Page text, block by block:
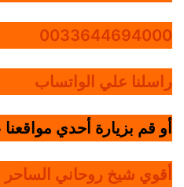
0033644694000
راسلنا علي الواتساب
أو قم بزيارة أحدي
أقوي شيخ روحاني الساحر